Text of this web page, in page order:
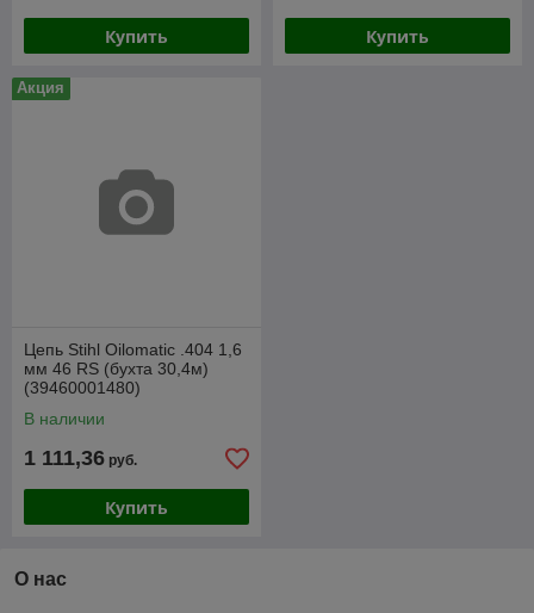
Купить Купить
Акция
Цепь Stihl Oilomatic .404 1,6
мм 46 RS (бухта 30,4м)
(39460001480)
В наличии
1 111,36 руб.
Купить
О нас